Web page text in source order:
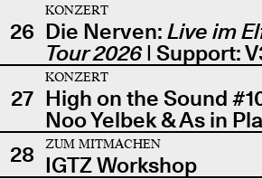
26
KONZERT
Die Nerven: Live im
Tour 2026| Support:
27
KONZERT
High on the Sound
Noo Yelbek & As in
28
ZUM MITMACHEN
IGTZ Workshop